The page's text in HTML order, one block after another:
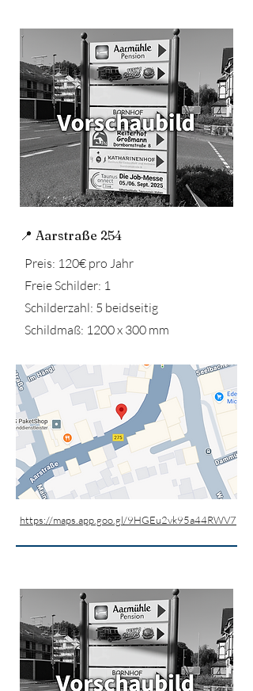
📍 Aarstraße 254
Preis: 120€ pro Jahr
Freie Schilder: 1
Schilderzahl: 5 beidseitig
Schildmaß: 1200 x 300 mm
https://maps.app.goo.gl/9HGEu2vk95a44RWV7